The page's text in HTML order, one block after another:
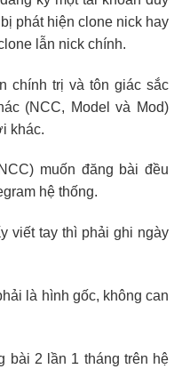
phát hiện clone nick hay
lẫn nick chính.
chính trị và tôn giác sắc
(NCC, Model và Mod)
khác.
muốn đăng bài đều
hệ thống.
viết tay thì phải ghi ngày
là hình gốc, không can
bài 2 lần 1 tháng trên hệ